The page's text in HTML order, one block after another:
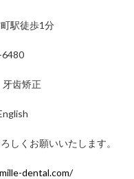
駅徒歩1分
6480
齿矫正
しくお願いいたします。
dental.com/